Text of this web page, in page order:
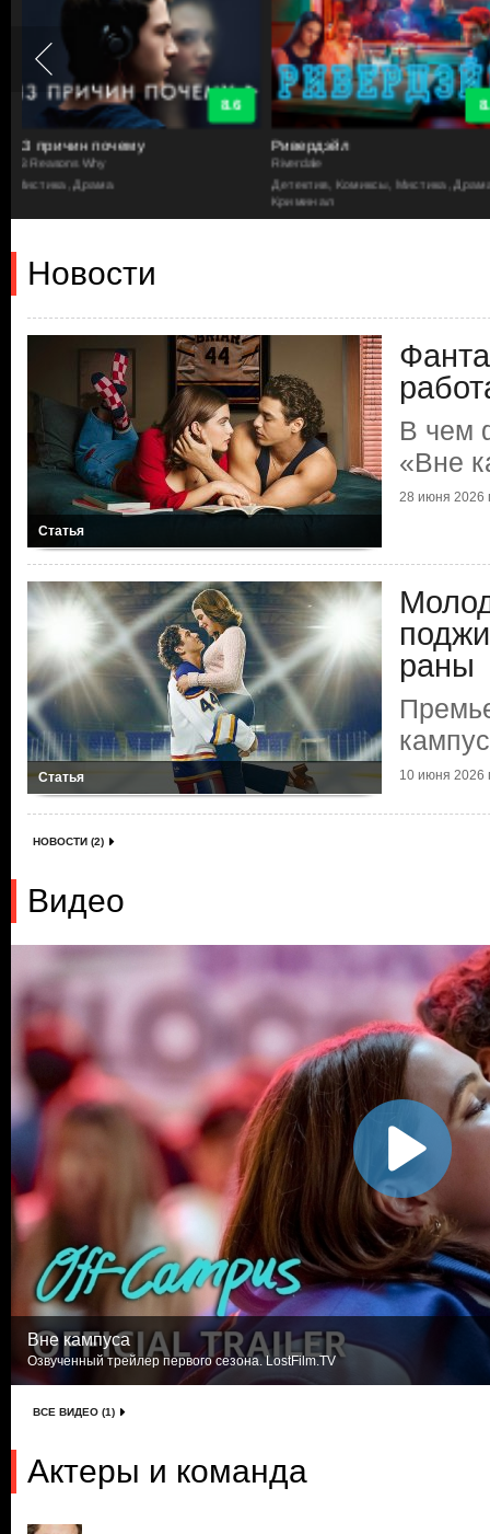
8.5
Ривердэйл
Riverdale
Детектив, Комиксы, Мистика, Драма,
Половое воспитание
Sex Education
Комедия, Драма
Новости
Статья
В чем
«Вне
28 июня 2026
Статья
раны
10 июня 2026
НОВОСТИ (2)
Видео
Вне кампуса
Озвученный трейлер первого сезона. LostFilm.TV
ВСЕ ВИДЕО (1)
Актеры и команда